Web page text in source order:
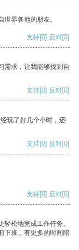
界各地的朋友。
支持[0] 反对[0]
需求，让我能够找到自
支持[0] 反对[0]
玩了好几个小时，还
支持[0] 反对[0]
支持[0] 反对[0]
松地完成工作任务。
下班，有更多的时间陪